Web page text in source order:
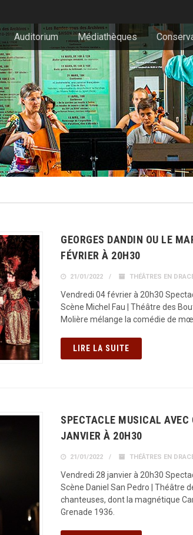
Auditorium Médiathèques
GEORGES DANDIN OU LE
FÉVRIER À 20H30
21/01/2022 THÉÂTRES EN
Vendredi 04 février à 20h30
Scène Michel Fau | Théâtre des
Molière mélange la comédie de
LIRE LA SUITE
SPECTACLE MUSICAL
JANVIER À 20H30
21/01/2022 THÉÂTRES EN
Vendredi 28 janvier à 20h30
Scène Daniel San Pedro | Théâtre
chanteuses, dont la magnétique
Grenade 1936.